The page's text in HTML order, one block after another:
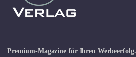
Premium-Magazine für Ihren Werbeerfolg.